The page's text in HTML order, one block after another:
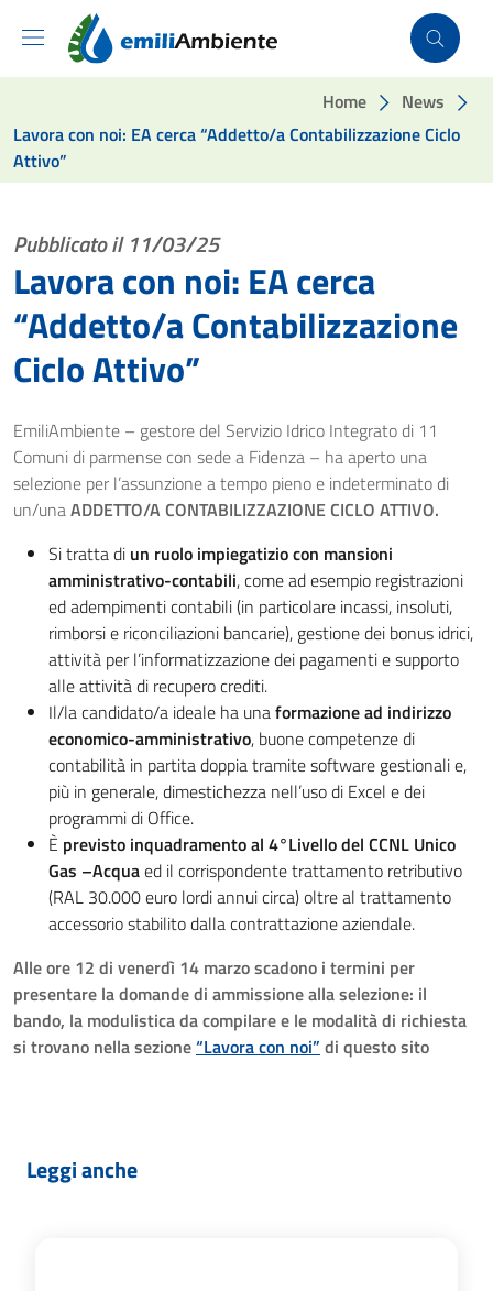
Vai ai contenuti
Vai al footer
Home
News
Lavora con noi: EA cerca “Addetto/a Contabilizzazione Ciclo
Attivo”
Pubblicato il 11/03/25
Lavora con noi: EA cerca
“Addetto/a Contabilizzazione
Ciclo Attivo”
EmiliAmbiente – gestore del Servizio Idrico Integrato di 11
Comuni di parmense con sede a Fidenza – ha aperto una
selezione per l’assunzione a tempo pieno e indeterminato di
un/unaADDETTO/A CONTABILIZZAZIONE CICLO ATTIVO.
Si tratta di un ruolo impiegatizio con mansioni
amministrativo-contabili, come ad esempio registrazioni
ed adempimenti contabili (in particolare incassi, insoluti,
rimborsi e riconciliazioni bancarie), gestione dei bonus idrici,
attività per l’informatizzazione dei pagamenti e supporto
alle attività di recupero crediti.
Il/la candidato/a ideale ha unaformazione ad indirizzo
economico-amministrativo, buone competenze di
contabilità in partita doppia tramite software gestionali e,
più in generale, dimestichezza nell’uso di Excel e dei
programmi di Office.
È previsto inquadramento al 4°Livello del CCNL Unico
Gas –Acquaed il corrispondente trattamento retributivo
(RAL 30.000 euro lordi annui circa) oltre al trattamento
accessorio stabilito dalla contrattazione aziendale.
Alle ore 12 di venerdì 14 marzo scadono i termini per
presentare la domande di ammissione alla selezione: il
bando, la modulistica da compilare e le modalità di richiesta
si trovano nella sezione“Lavora con noi” di questo sito
Leggi anche